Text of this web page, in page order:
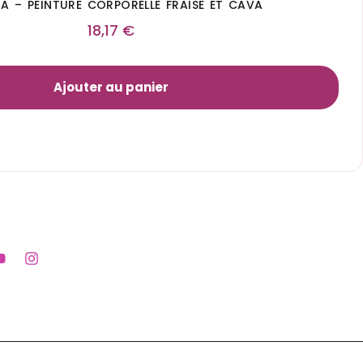
– PEINTURE CORPORELLE FRAISE ET CAVA
18,17 €
Ajouter au panier